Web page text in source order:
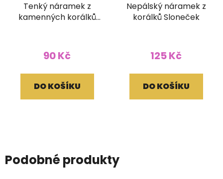
Tenký náramek z
kamenných korálků
90 Kč
DO KOŠÍKU
Nepálský náramek z
korálků Sloneček
125 Kč
DO KOŠÍKU
Podobné produkty